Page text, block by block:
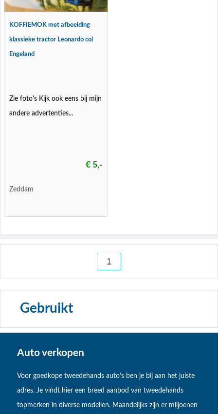
KOFFIEMOK met afbeelding
klassieke tractor Leonardo col
Engeland
Zie foto's Kijk ook eens bij mijn
andere advertenties...
€ 5,-
Zeddam
1
Gebruikt
Auto verkopen
Voor goedkope tweedehands auto’s ben je bij aan het juiste
adres. Je vindt hier een breed aanbod van tweedehands
topmerken in diverse modellen. Maandelijks zijn er miljoenen